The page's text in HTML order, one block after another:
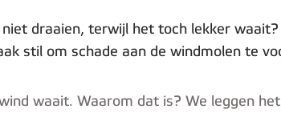
draaien, terwijl het toch lekker
stil om schade aan de windmolen te
waait. Waarom dat is? We leggen